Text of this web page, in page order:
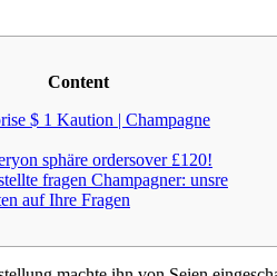
Content
$ 1 Kaution | Champagne
sphäre ordersover £120!
fragen Champagner: unsre
auf Ihre Fragen